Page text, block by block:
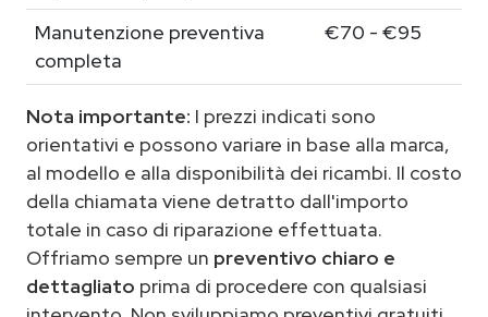
Manutenzione preventiva
completa
€70 - €95
Nota importante: I prezzi indicati sono
orientativi e possono variare in base alla marca,
al modello e alla disponibilità dei ricambi. Il costo
della chiamata viene detratto dall'importo
totale in caso di riparazione effettuata.
Offriamo sempre un preventivo chiaro e
dettagliato prima di procedere con qualsiasi